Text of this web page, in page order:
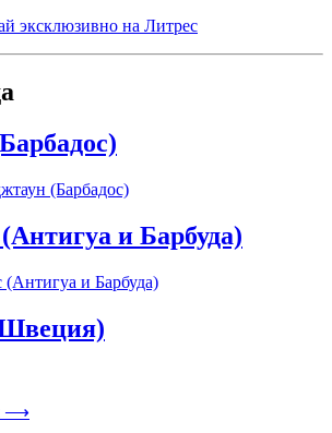
эксклюзивно на Литрес
и Барбуда)
⟶